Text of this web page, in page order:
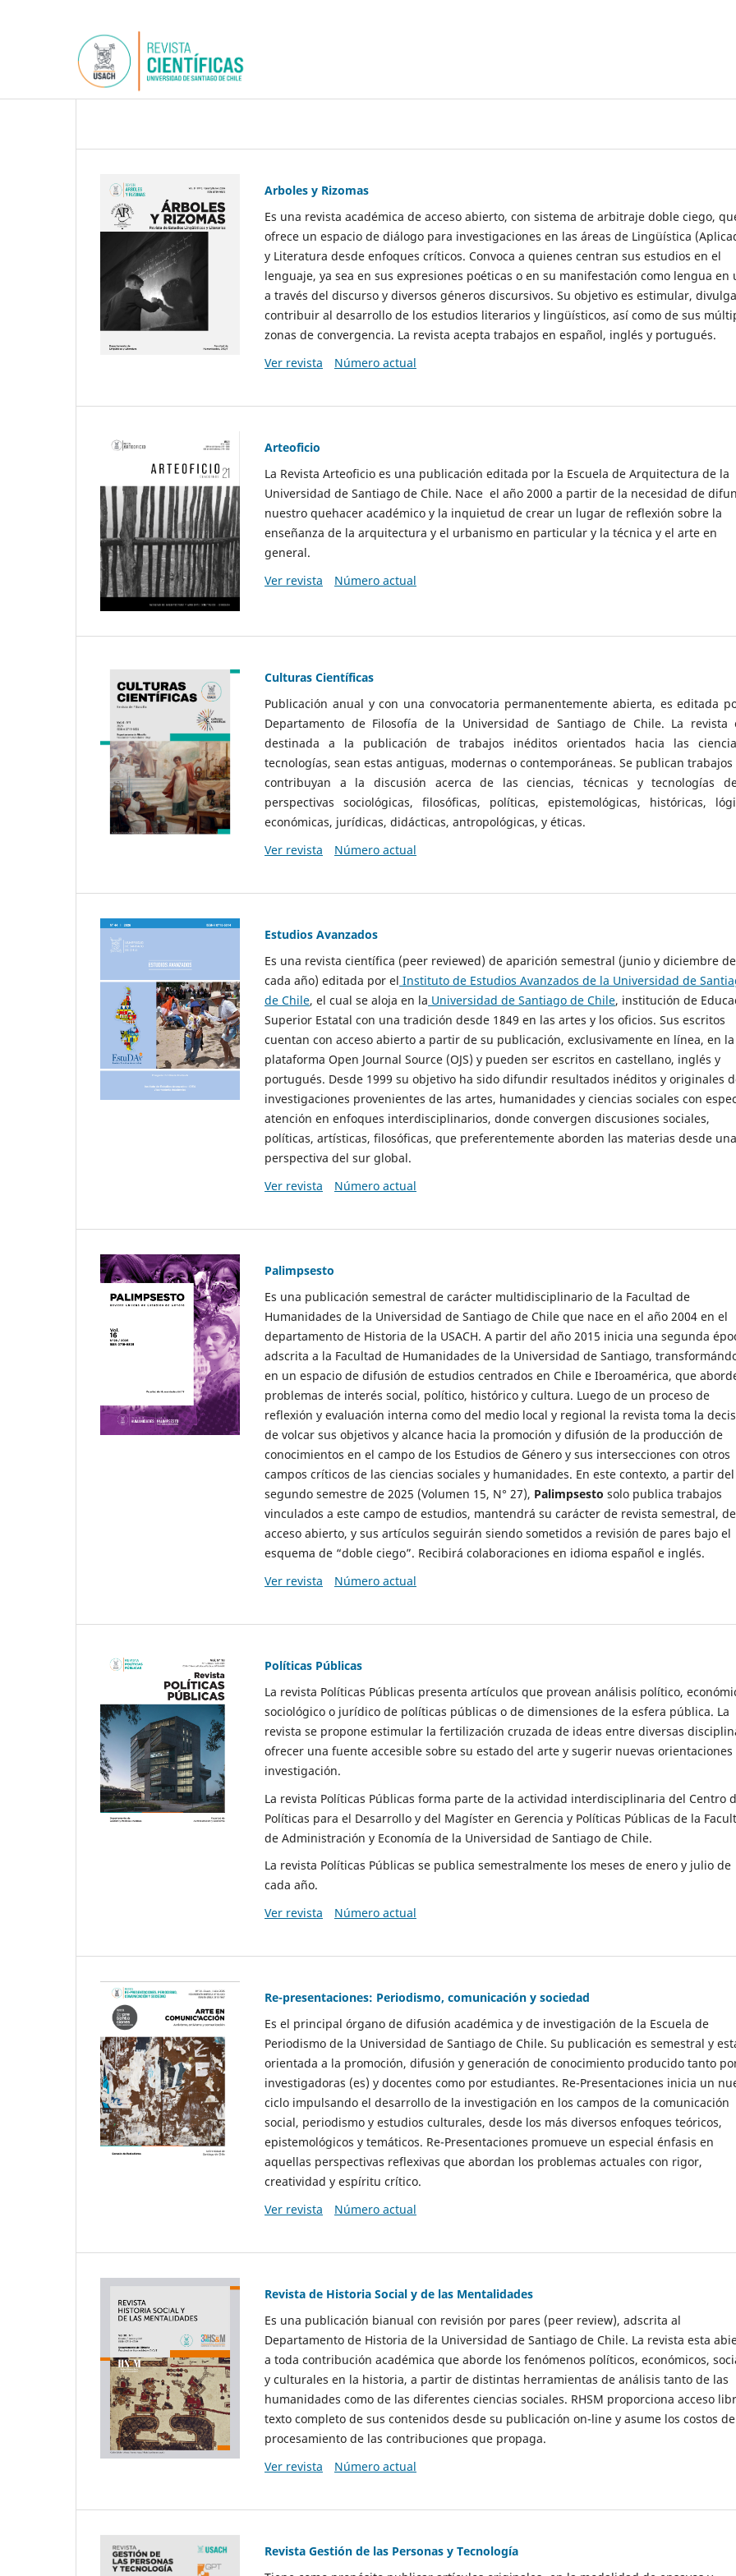
Arboles y Rizomas
Es una revista académica de acceso abierto, con sistema de arbitraje doble ciego,
ofrece un espacio de diálogo para investigaciones en las áreas de Lingüística
y Literatura desde enfoques críticos. Convoca a quienes centran sus estudios en el
lenguaje, ya sea en sus expresiones poéticas o en su manifestación como lengua en
a través del discurso y diversos géneros discursivos. Su objetivo es estimular,
contribuir al desarrollo de los estudios literarios y lingüísticos, así como de sus
zonas de convergencia. La revista acepta trabajos en español, inglés y portugués.
Ver revista
Número actual
Arteoficio
La Revista Arteoficio es una publicación editada por la Escuela de Arquitectura de la
Universidad de Santiago de Chile. Nace el año 2000 a partir de la necesidad de
nuestro quehacer académico y la inquietud de crear un lugar de reflexión sobre la
enseñanza de la arquitectura y el urbanismo en particular y la técnica y el arte en
general.
Ver revista
Número actual
Culturas Científicas
Publicación anual y con una convocatoria permanentemente abierta, es editada
Departamento de Filosofía de la Universidad de Santiago de Chile. La revista
destinada a la publicación de trabajos inéditos orientados hacia las
tecnologías, sean estas antiguas, modernas o contemporáneas. Se publican
contribuyan a la discusión acerca de las ciencias, técnicas y tecnologías
perspectivas sociológicas, filosóficas, políticas, epistemológicas, históricas,
económicas, jurídicas, didácticas, antropológicas, y éticas.
Ver revista
Número actual
Estudios Avanzados
Es una revista científica (peer reviewed) de aparición semestral (junio y diciembre de
cada año) editada por el Instituto de Estudios Avanzados de la Universidad de
de Chile, el cual se aloja en la Universidad de Santiago de Chile, institución de
Superior Estatal con una tradición desde 1849 en las artes y los oficios. Sus escritos
cuentan con acceso abierto a partir de su publicación, exclusivamente en línea, en la
plataforma Open Journal Source (OJS) y pueden ser escritos en castellano, inglés y
portugués. Desde 1999 su objetivo ha sido difundir resultados inéditos y originales
investigaciones provenientes de las artes, humanidades y ciencias sociales con
atención en enfoques interdisciplinarios, donde convergen discusiones sociales,
políticas, artísticas, filosóficas, que preferentemente aborden las materias desde una
perspectiva del sur global.
Ver revista
Número actual
Palimpsesto
Es una publicación semestral de carácter multidisciplinario de la Facultad de
Humanidades de la Universidad de Santiago de Chile que nace en el año 2004 en el
departamento de Historia de la USACH. A partir del año 2015 inicia una segunda
adscrita a la Facultad de Humanidades de la Universidad de Santiago,
en un espacio de difusión de estudios centrados en Chile e Iberoamérica, que
problemas de interés social, político, histórico y cultura. Luego de un proceso de
reflexión y evaluación interna como del medio local y regional la revista toma la
de volcar sus objetivos y alcance hacia la promoción y difusión de la producción de
conocimientos en el campo de los Estudios de Género y sus intersecciones con otros
campos críticos de las ciencias sociales y humanidades. En este contexto, a partir del
segundo semestre de 2025 (Volumen 15, N° 27), Palimpsesto solo publica trabajos
vinculados a este campo de estudios, mantendrá su carácter de revista semestral, de
acceso abierto, y sus artículos seguirán siendo sometidos a revisión de pares bajo el
esquema de “doble ciego”. Recibirá colaboraciones en idioma español e inglés.
Ver revista
Número actual
Políticas Públicas
La revista Políticas Públicas presenta artículos que provean análisis político,
sociológico o jurídico de políticas públicas o de dimensiones de la esfera pública. La
revista se propone estimular la fertilización cruzada de ideas entre diversas
ofrecer una fuente accesible sobre su estado del arte y sugerir nuevas orientaciones
investigación.
La revista Políticas Públicas forma parte de la actividad interdisciplinaria del Centro
Políticas para el Desarrollo y del Magíster en Gerencia y Políticas Públicas de la
de Administración y Economía de la Universidad de Santiago de Chile.
La revista Políticas Públicas se publica semestralmente los meses de enero y julio de
cada año.
Ver revista
Número actual
Re-presentaciones: Periodismo, comunicación y sociedad
Es el principal órgano de difusión académica y de investigación de la Escuela de
Periodismo de la Universidad de Santiago de Chile. Su publicación es semestral y
orientada a la promoción, difusión y generación de conocimiento producido tanto
investigadoras (es) y docentes como por estudiantes. Re-Presentaciones inicia un
ciclo impulsando el desarrollo de la investigación en los campos de la comunicación
social, periodismo y estudios culturales, desde los más diversos enfoques teóricos,
epistemológicos y temáticos. Re-Presentaciones promueve un especial énfasis en
aquellas perspectivas reflexivas que abordan los problemas actuales con rigor,
creatividad y espíritu crítico.
Ver revista
Número actual
Revista de Historia Social y de las Mentalidades
Es una publicación bianual con revisión por pares (peer review), adscrita al
Departamento de Historia de la Universidad de Santiago de Chile. La revista esta
a toda contribución académica que aborde los fenómenos políticos, económicos,
y culturales en la historia, a partir de distintas herramientas de análisis tanto de las
humanidades como de las diferentes ciencias sociales. RHSM proporciona acceso
texto completo de sus contenidos desde su publicación on-line y asume los costos de
procesamiento de las contribuciones que propaga.
Ver revista
Número actual
Revista Gestión de las Personas y Tecnología